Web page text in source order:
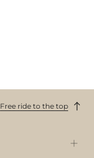
Free ride to the top